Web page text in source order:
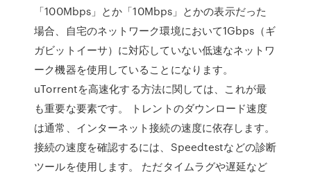
「100Mbps」とか「10Mbps」とかの表示だった
場合、自宅のネットワーク環境において1Gbps（ギ
ガビットイーサ）に対応していない低速なネットワ
ーク機器を使用していることになります。
uTorrentを高速化する方法に関しては、これが最
も重要な要素です。 トレントのダウンロード速度
は通常、インターネット接続の速度に依存します。
接続の速度を確認するには、Speedtestなどの診断
ツールを使用します。 ただタイムラグや遅延など